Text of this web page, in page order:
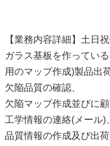
【業務内容詳細】土日
ガラス基板を作ってい
用のマップ作成)製品出
欠陥品質の確認、
欠陥マップ作成並びに
工学情報の連絡(メール)、
品質情報の作成及び出荷